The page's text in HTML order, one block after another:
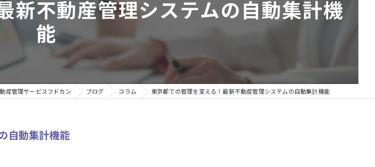
資産の見える化
アプリ
新不動産管理システムの自動集計機
能
産管理サービスフドカン ブログ コラム 東京都での管理を変える！最新不動産管理システムの自動集計機能
自動集計機能